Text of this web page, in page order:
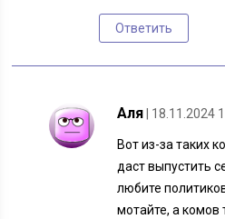
Ответить
Аля | 18.11.2024
Вот из-за таких
даст выпустить
любите
мотайте, а комов